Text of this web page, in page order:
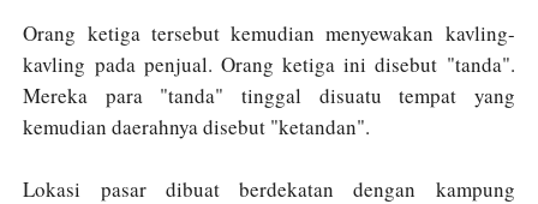
Orang ketiga tersebut kemudian menyewakan kavling-
kavling pada penjual. Orang ketiga ini disebut "tanda".
Mereka para "tanda" tinggal disuatu tempat yang
kemudian daerahnya disebut "ketandan".
Lokasi pasar dibuat berdekatan dengan kampung